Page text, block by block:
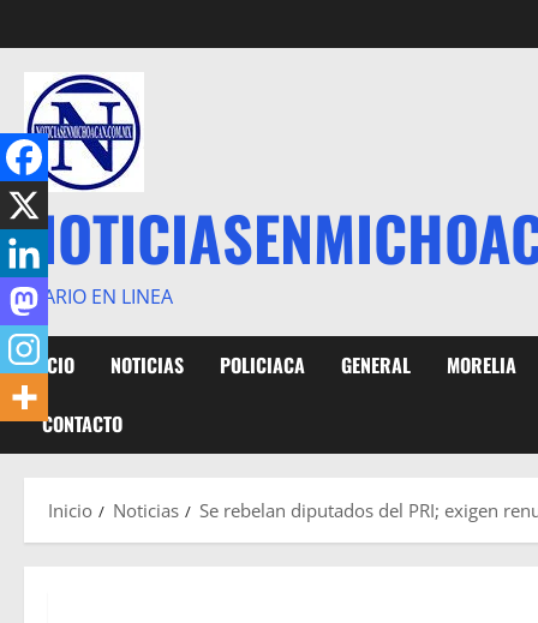
al
contenido
DIARIO EN LINEA
INICIO NOTICIAS POLICIACA GENERAL MORELIA
CONTACTO
Inicio Noticias Se rebelan diputados del PRI; exigen